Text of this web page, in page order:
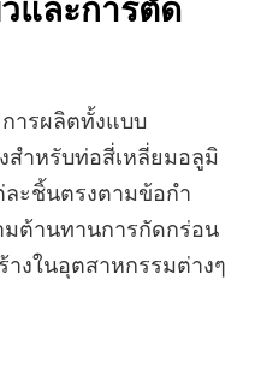
และการตัด
ารผลิตทั้งแบบ
าหรับท่อสี่เหลี่ยมอลูมิ
ละชิ้นตรงตามข้อกํา
ต้านทานการกัดกร่อน
งในอุตสาหกรรมต่างๆ